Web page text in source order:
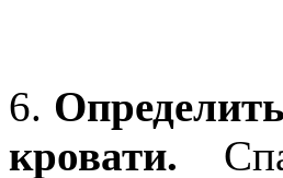
6.
кровати.